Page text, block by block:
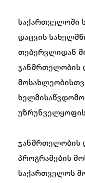
საქართველოში
დაცვის
თებერვლიდან
ჯანმრთელობის
უზრუნველყოფის
ჯანმრთელობის
პროგრამების
საქართველოს